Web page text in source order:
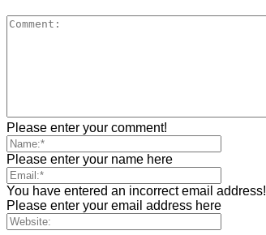
Please enter your comment!
Please enter your name here
You have entered an incorrect email address!
Please enter your email address here